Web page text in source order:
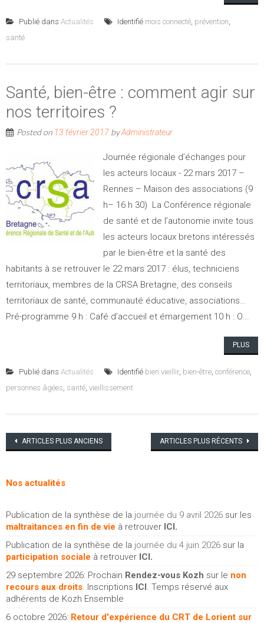
Publié dans Actualités Identifié mois connecté, prévention,
santé
Santé, bien-être : comment agir sur
nos territoires ?
Posted on 13 février 2017 byAdministrateur
Journée régionale d’échanges pour
les acteurs locaux - 22 mars 2017 –
Rennes – Maison des associations (9
h– 16 h 30) La Conférence régionale
de santé et de l’autonomie invite tous
les acteurs locaux bretons intéressés
par le bien-être et la santé des
habitants à se retrouver le 22 mars 2017 : élus, techniciens
territoriaux, membres de la CRSA Bretagne, des conseils
territoriaux de santé, communauté éducative, associations…
Pré-programme 9 h : Café d’accueil et émargement 10 h : O...
PLUS
Publié dans Actualités Identifié bien vieillir, bien-être, conférence,
personnes âgées, santé, vieillissement
Navigation
articles
ARTICLES PLUS ANCIENS ARTICLES PLUS RÉCENTS
Nos actualités
Publication de la synthèse de la journée du 9 avril 2026 sur les
maltraitances en fin de vie à retrouver ICI .
Publication de la synthèse de la journée du 4 juin 2026 sur la
participation sociale à retrouver ICI .
29 septembre 2026: Prochain Rendez-vous Kozh sur le non
recours aux droits. Inscriptions ICI . Temps réservé aux
adhérents de Kozh Ensemble
6 octobre 2026: Retour d'expérience du CRT de Lorient sur